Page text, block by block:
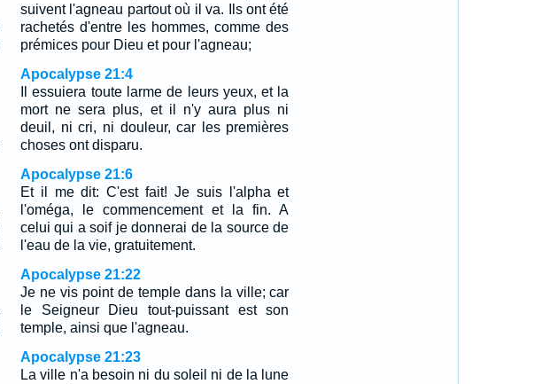
suivent l'agneau partout où il va. Ils ont été
rachetés d'entre les hommes, comme des
prémices pour Dieu et pour l'agneau;
Apocalypse 21:4
Il essuiera toute larme de leurs yeux, et la
mort ne sera plus, et il n'y aura plus ni
deuil, ni cri, ni douleur, car les premières
choses ont disparu.
Apocalypse 21:6
Et il me dit: C'est fait! Je suis l'alpha et
l'oméga, le commencement et la fin. A
celui qui a soif je donnerai de la source de
l'eau de la vie, gratuitement.
Apocalypse 21:22
Je ne vis point de temple dans la ville; car
le Seigneur Dieu tout-puissant est son
temple, ainsi que l'agneau.
Apocalypse 21:23
La ville n'a besoin ni du soleil ni de la lune